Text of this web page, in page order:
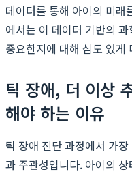
데이터를 통해 아이의 미래
에서는 이 데이터 기반의
중요한지에 대해 심도 있게
틱 장애, 더 이상
해야 하는 이유
틱 장애 진단 과정에서 가
과 주관성입니다. 아이의